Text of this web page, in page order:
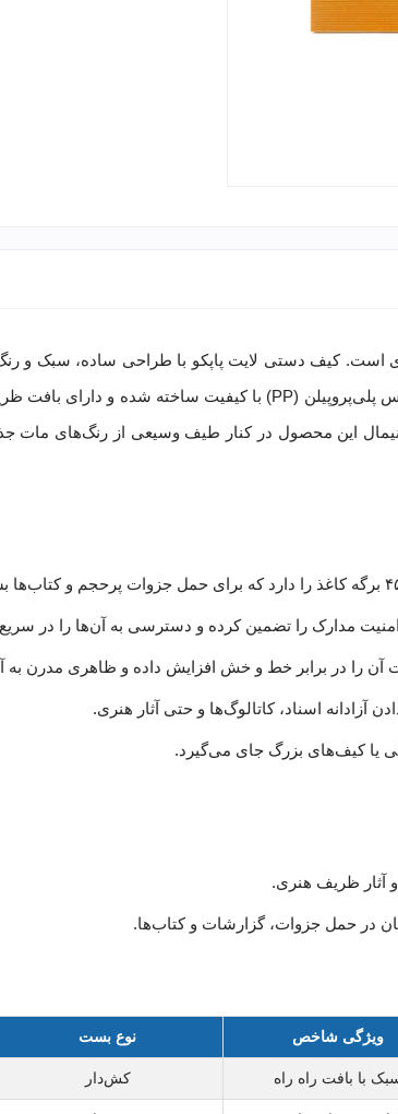
است. کیف دستی لایت پاپکو با طراحی ساده، سبک و
این محصول در کنار طیف وسیعی از رنگ‌های مات
مدارک را تضمین کرده و دسترسی به آن‌ها را در
را در برابر خط و خش افزایش داده و ظاهری مدرن
آزادانه اسناد، کاتالوگ‌ها و حتی آثار هنری.
آثار ظریف هنری.
در حمل جزوات، گزارشات و کتاب‌ها.
ویژگی شاخص نوع بست
با بافت راه راه کش‌دار